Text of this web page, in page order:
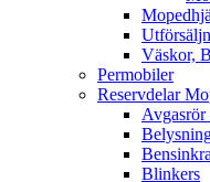
Väskor,
Permobiler
Reservdelar
Avgasrör
Blinkers